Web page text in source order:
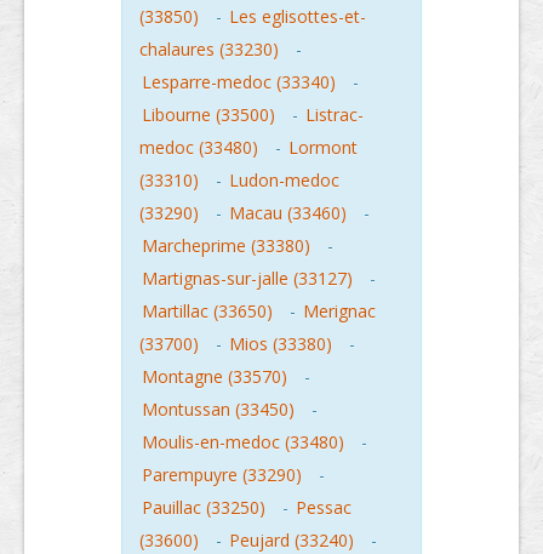
(33850)
- Les eglisottes-et-
chalaures (33230)
-
Lesparre-medoc (33340)
-
Libourne (33500)
- Listrac-
medoc (33480)
- Lormont
(33310)
- Ludon-medoc
(33290)
- Macau (33460)
-
Marcheprime (33380)
-
Martignas-sur-jalle (33127)
-
Martillac (33650)
- Merignac
(33700)
- Mios (33380)
-
Montagne (33570)
-
Montussan (33450)
-
Moulis-en-medoc (33480)
-
Parempuyre (33290)
-
Pauillac (33250)
- Pessac
(33600)
- Peujard (33240)
-